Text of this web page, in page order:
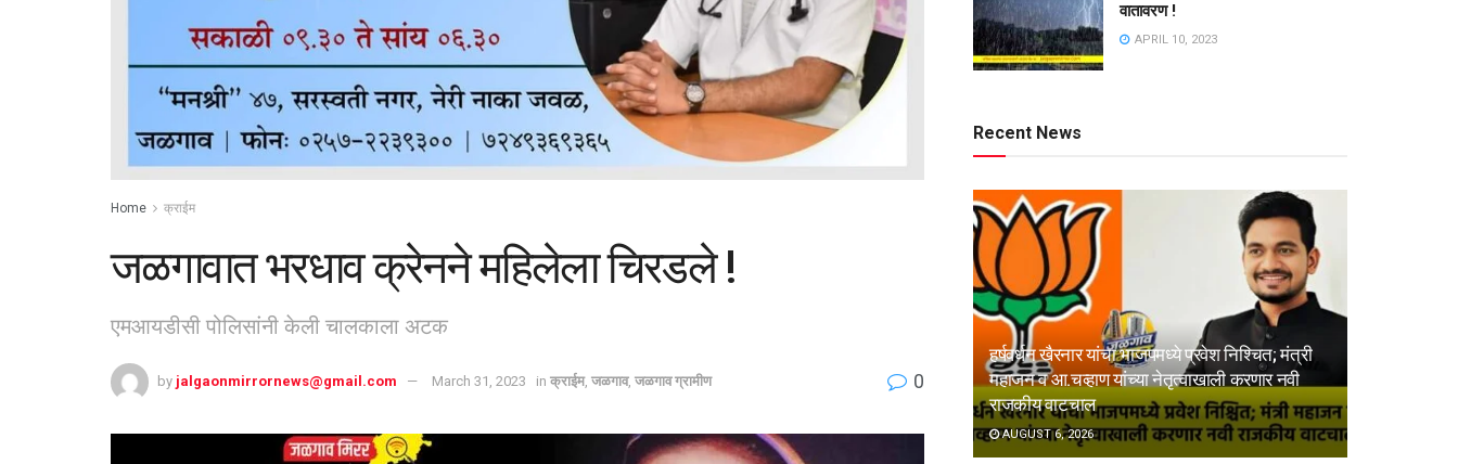
Home क्राईम
जळगावात भरधाव क्रेनने महिलेला चिरडले !
एमआयडीसी पोलिसांनी केली चालकाला अटक
by jalgaonmirrornews@gmail.com March 31, 2023 in क्राईम, जळगाव, जळगाव ग्रामीण 0
वातावरण !
APRIL 10, 2023
Recent News
हर्षवर्धन खैरनार यांचा भाजपमध्ये प्रवेश निश्चित; मंत्री
महाजन व आ.चव्हाण यांच्या नेतृत्वाखाली करणार नवी
राजकीय वाटचाल
AUGUST 6, 2026